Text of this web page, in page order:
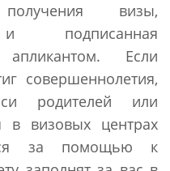
визы,
подписанная
апликантом. Если
совершеннолетия,
родителей или
в визовых центрах
за помощью к